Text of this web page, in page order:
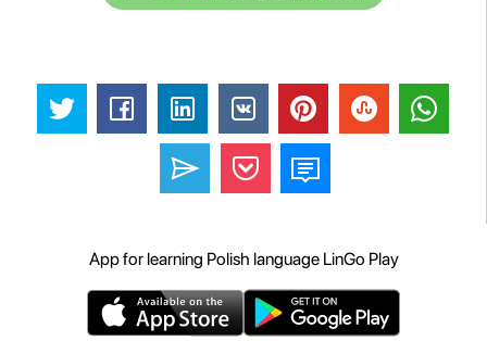
App for learning Polish language LinGo Play